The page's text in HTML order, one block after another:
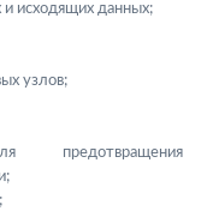
и исходящих данных;
узлов;
предотвращения